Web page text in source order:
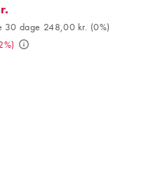
pris seneste 30 dage
30 dage 248,00 kr. (0%)
)